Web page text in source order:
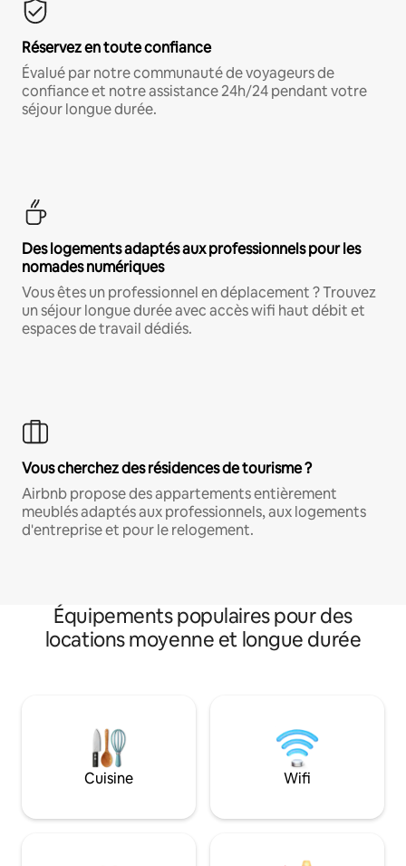
Réservez en toute confiance
Évalué par notre communauté de voyageurs de
confiance et notre assistance 24h/24 pendant votre
séjour longue durée.
Des logements adaptés aux professionnels pour les
nomades numériques
Vous êtes un professionnel en déplacement ? Trouvez
un séjour longue durée avec accès wifi haut débit et
espaces de travail dédiés.
Vous cherchez des résidences de tourisme ?
Airbnb propose des appartements entièrement
meublés adaptés aux professionnels, aux logements
d'entreprise et pour le relogement.
Équipements populaires pour des
locations moyenne et longue durée
Cuisine Wifi